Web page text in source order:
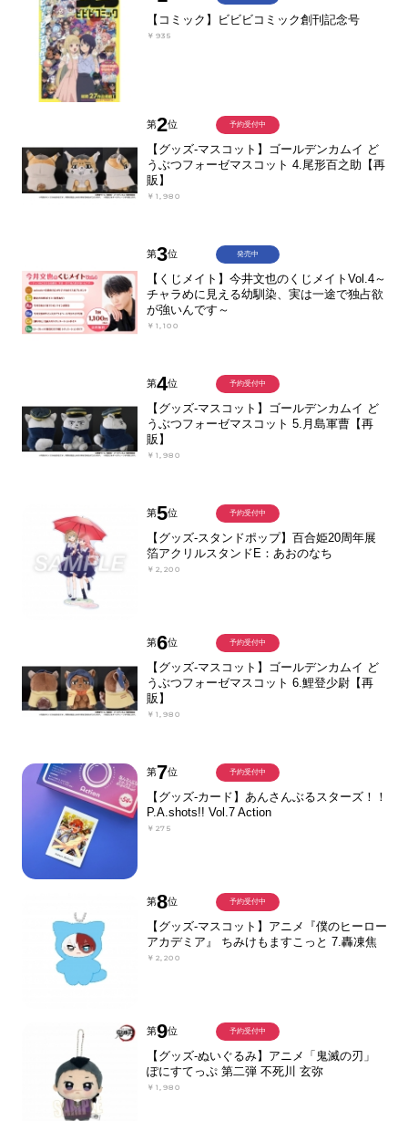
【コミック】ビビビコミック創刊記念号
￥935
第2位
【グッズ-マスコット】ゴールデンカムイ ど
うぶつフォーゼマスコット 4.尾形百之助【再
販】
￥1,980
予約受付中
第3位
【くじメイト】今井文也のくじメイトVol.4～
チャラめに見える幼馴染、実は一途で独占欲
が強いんです～
￥1,100
発売中
第4位
【グッズ-マスコット】ゴールデンカムイ ど
うぶつフォーゼマスコット 5.月島軍曹【再
販】
￥1,980
予約受付中
第5位
【グッズ-スタンドポップ】百合姫20周年展
箔アクリルスタンドE：あおのなち
￥2,200
予約受付中
第6位
【グッズ-マスコット】ゴールデンカムイ ど
うぶつフォーゼマスコット 6.鯉登少尉【再
販】
￥1,980
予約受付中
第7位
【グッズ-カード】あんさんぶるスターズ！！
P.A.shots!! Vol.7 Action
￥275
予約受付中
第8位
【グッズ-マスコット】アニメ『僕のヒーロー
アカデミア』 ちみけもますこっと 7.轟凍焦
￥2,200
予約受付中
第9位
【グッズ-ぬいぐるみ】アニメ「鬼滅の刃」
ぽにすてっぷ 第二弾 不死川 玄弥
￥1,980
予約受付中